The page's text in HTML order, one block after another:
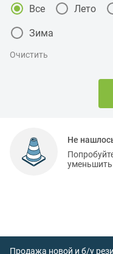
Все Лето
Зима
Очистить
Не
Продажа новой и б/у